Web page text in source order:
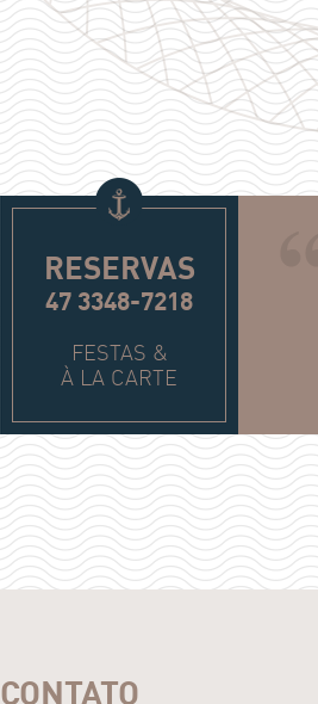
RESERVAS
47 3348-7218
FESTAS &
À LA CARTE
CONTATO